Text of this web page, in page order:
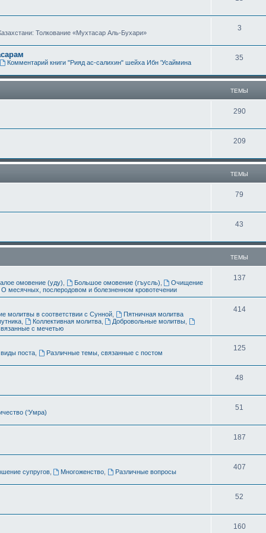
ы
ы
Толкование «Мухтасар Аль-Бухари»
3Т
м
ы
Комментарий книги "Рияд ас-салихин" шейха Ибн 'Усаймина
35
м
ТЕМЫ
290Т
м
ы
209Т
м
ТЕМЫ
79
ы
43
м
ТЕМЫ
омовение (уду) Большое омовение (гъусль)
Очищение
О месячных, послеродовом и болезненном кровотечении
137Т
м
молитвы в соответствии с Сунной,
Пятничная молитва
, Коллективная молитва, Добровольные молитвы
с мечетью
414Т
поста, Различные темы, связанные с постом
125Т
ы
48
ы
(‘Умра)
51
м
ы
187Т
м
ы
супругов, Многоженство Различные вопросы
407Т
ы
52
м
160Т